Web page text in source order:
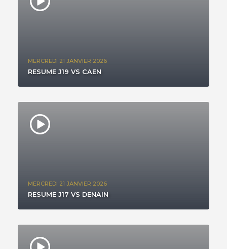
MERCREDI 21 JANVIER 2026
RESUME J19 VS CAEN
MERCREDI 21 JANVIER 2026
RESUME J17 VS DENAIN